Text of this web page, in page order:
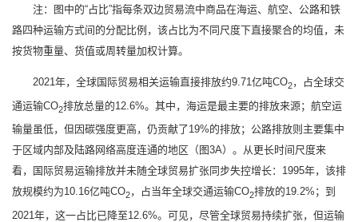
注：图中的“占比”指每条双边贸易流中商品在海运、航空、公路和铁
路四种运输方式间的分配比例，该占比为不同尺度下直接聚合的均值，未
按货物重量、货值或周转量加权计算。
2021年，全球国际贸易相关运输直接排放约9.71亿吨CO2，占全球交
通运输CO2排放总量的12.6%。其中，海运是最主要的排放来源；航空运
输量虽低，但因碳强度更高，仍贡献了19%的排放；公路排放则主要集中
于区域内部及陆路网络高度连通的地区（图3A）。从更长时间尺度来
看，国际贸易运输排放并未随全球贸易扩张同步失控增长：1995年，该排
放规模约为10.16亿吨CO2，占当年全球交通运输CO2排放的19.2%；到
2021年，这一占比已降至12.6%。可见，尽管全球贸易持续扩张，但运输